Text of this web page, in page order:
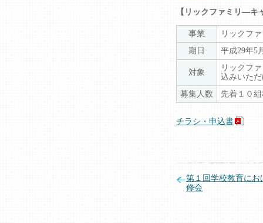
【リックファミリ―キ
事業
リックフ
期日
平成29年5
対象
リックフ
込みいた
募集人数
先着１０
チラシ・申込書
第１回学校教育に
修会